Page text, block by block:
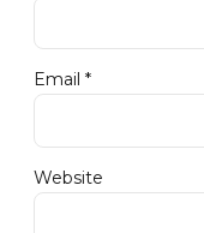
Email *
Website